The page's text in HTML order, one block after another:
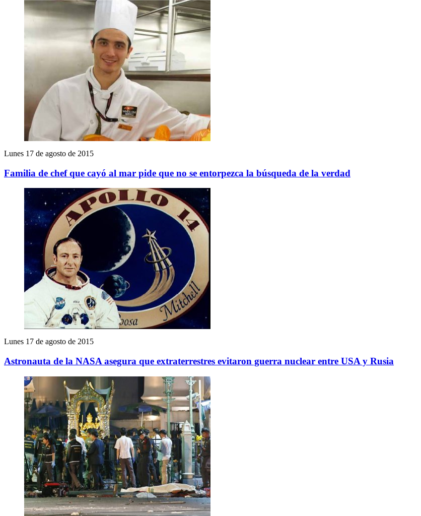
Lunes 17 de agosto de 2015
Familia de chef que cayó al mar pide que no se entorpezca la búsqueda de la verdad
Lunes 17 de agosto de 2015
Astronauta de la NASA asegura que extraterrestres evitaron guerra nuclear entre USA y Rusia